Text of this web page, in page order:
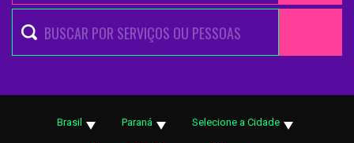
Brasil Paraná Selecione a Cidade